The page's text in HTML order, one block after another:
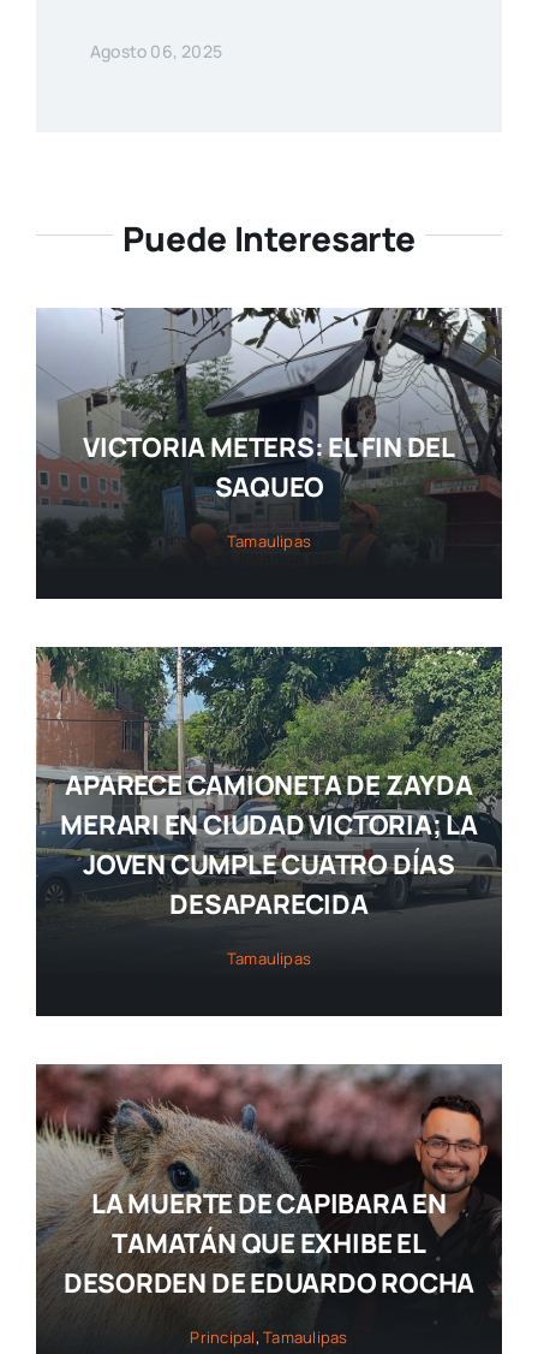
Agosto 06, 2025
Puede Interesarte
VICTORIA METERS: EL FIN DEL
SAQUEO
Tamaulipas
APARECE CAMIONETA DE ZAYDA
MERARI EN CIUDAD VICTORIA; LA
JOVEN CUMPLE CUATRO DÍAS
DESAPARECIDA
Tamaulipas
LA MUERTE DE CAPIBARA EN
TAMATÁN QUE EXHIBE EL
DESORDEN DE EDUARDO ROCHA
Principal,Tamaulipas